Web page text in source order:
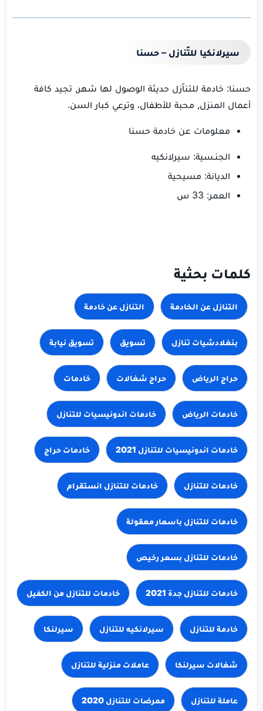
سيرلانكيا للتّنازل – حسنا
حسنا: خادمة للتناّزل حديثة الوصول لها شهر, تجيد كافة
أعمال المنزل, محبة للأطفال، وترعي كبار السن.
معلومات عن خادمة حسنا
الجنـسية: سيرلانكيه
الديانة: مسيحية
العمر: 33 س
كلمات بحثية
بنغلادشيات تنازل تسويق تسويق نيابة
حراج الرياض حراج شغالات خادمات
خادمات الرياض
خادمات حراج
خادمات للتنازل
خادمات للتنازل باسعار معقولة
خادمات للتنازل جدة 2021
خادمة للتنازل سيرلانكيه للتنازل سيرلنكا
شغالات سيرلنكا